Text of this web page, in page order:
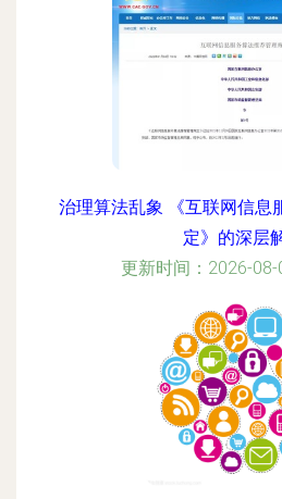
治理算法乱象 《互联网信息
定》的深层
更新时间：2026-08-